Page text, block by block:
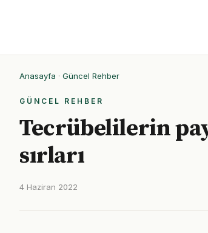
Anasayfa · Güncel Rehber
GÜNCEL REHBER
Tecrübelilerin
sırları
4 Haziran 2022